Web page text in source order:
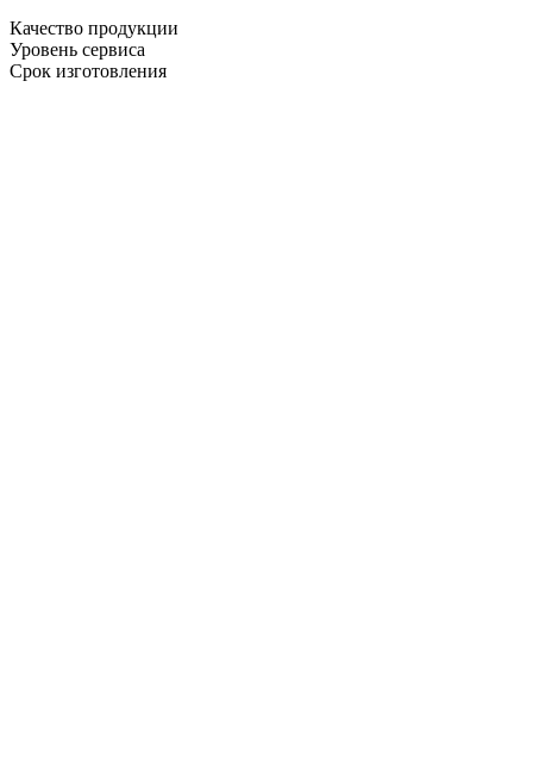
Качество продукции
Уровень сервиса
Срок изготовления